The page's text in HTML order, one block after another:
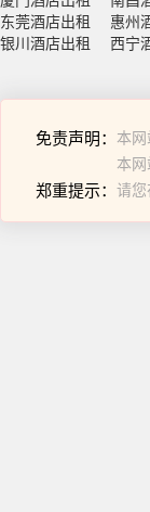
东莞酒店出租
惠州
银川酒店出租
西宁
免责声明： 本
本
郑重提示： 请您